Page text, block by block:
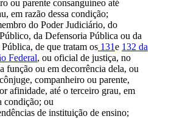
ou parente consanguíneo até
em razão dessa condição;
do Poder Judiciário, do
da Defensoria Pública ou da
de que tratam os 131e 132 da
Federal, ou oficial de justiça, no
função ou em decorrência dela, ou
companheiro ou parente,
afinidade, até o terceiro grau, em
condição; ou
de instituição de ensino;